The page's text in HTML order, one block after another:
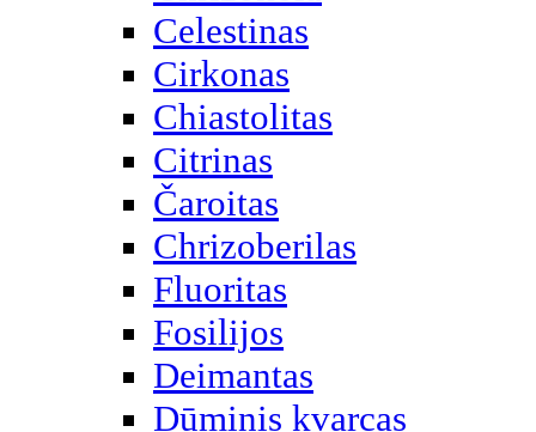
Celestinas
Cirkonas
Chiastolitas
Citrinas
Čaroitas
Chrizoberilas
Fluoritas
Fosilijos
Deimantas
Dūminis kvarcas